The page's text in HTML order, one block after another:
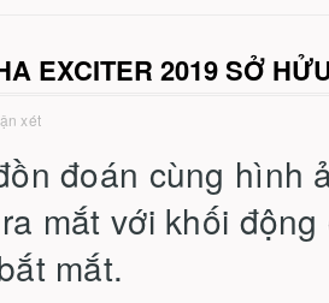
EXCITER 2019 SỞ
xét
đoán cùng hình
mắt với khối
mắt.